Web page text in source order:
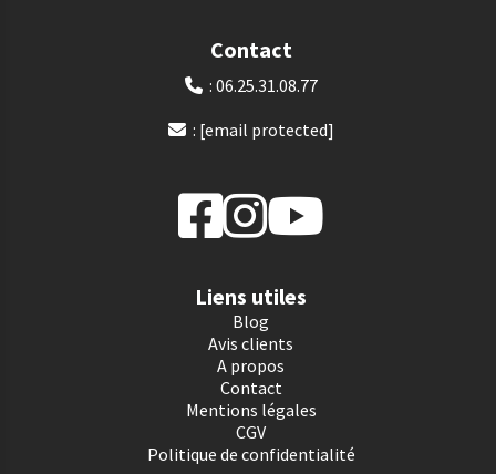
Contact
: 06.25.31.08.77
: [email protected]
Liens utiles
Blog
Avis clients
A propos
Contact
Mentions légales
CGV
Politique de confidentialité